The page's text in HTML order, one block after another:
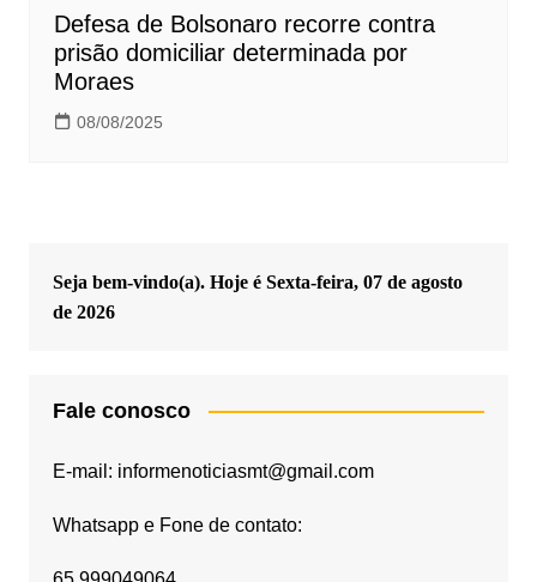
Defesa de Bolsonaro recorre contra
prisão domiciliar determinada por
Moraes
08/08/2025
Seja bem-vindo(a). Hoje é Sexta-feira, 07 de agosto
de 2026
Fale conosco
E-mail: informenoticiasmt@gmail.com
Whatsapp e Fone de contato: